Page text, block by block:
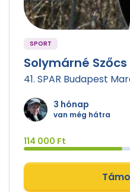
SPORT
Solymárné
41. SPAR Budapest
3 hónap
van még hátra
114 000 Ft